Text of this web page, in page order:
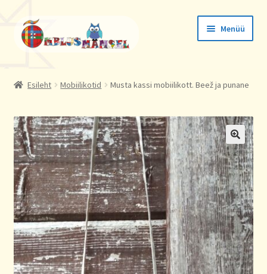
Liigu
navigeerimisele
Liigu
sisu
juurde
Menüü
Aadressid
Esileht Mobiilikotid Musta kassi mobiilikott. Beež ja punane
🔍